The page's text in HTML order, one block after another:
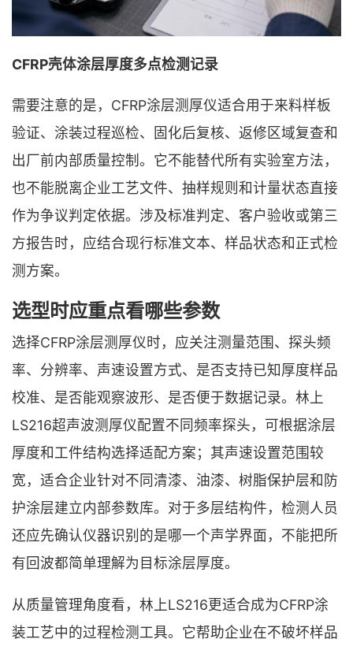
CFRP壳体涂层厚度多点检测记录
需要注意的是，CFRP涂层测厚仪适合用于来料样板
验证、涂装过程巡检、固化后复核、返修区域复查和
出厂前内部质量控制。它不能替代所有实验室方法，
也不能脱离企业工艺文件、抽样规则和计量状态直接
作为争议判定依据。涉及标准判定、客户验收或第三
方报告时，应结合现行标准文本、样品状态和正式检
测方案。
选型时应重点看哪些参数
选择CFRP涂层测厚仪时，应关注测量范围、探头频
率、分辨率、声速设置方式、是否支持已知厚度样品
校准、是否能观察波形、是否便于数据记录。林上
LS216超声波测厚仪配置不同频率探头，可根据涂层
厚度和工件结构选择适配方案；其声速设置范围较
宽，适合企业针对不同清漆、油漆、树脂保护层和防
护涂层建立内部参数库。对于多层结构件，检测人员
还应先确认仪器识别的是哪一个声学界面，不能把所
有回波都简单理解为目标涂层厚度。
从质量管理角度看，林上LS216更适合成为CFRP涂
装工艺中的过程检测工具。它帮助企业在不破坏样品